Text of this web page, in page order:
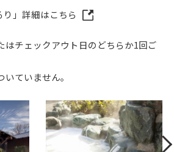
」詳細はこちら
はチェックアウト日のどちらか1回ご
ていません。